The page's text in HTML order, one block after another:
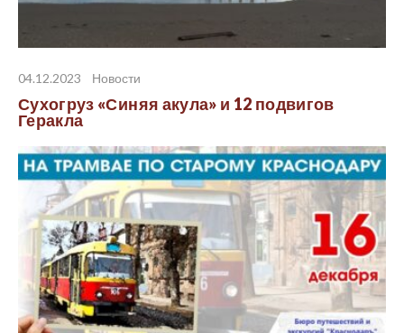
04.12.2023 Новости
Сухогруз «Синяя акула» и 12 подвигов
Геракла